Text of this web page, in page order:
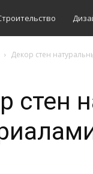
Декор стен
стен